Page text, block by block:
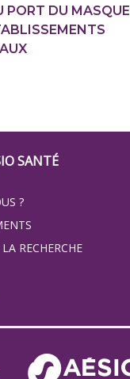
PORT DU MASQUE
SANTÉ
?
RECHERCHE